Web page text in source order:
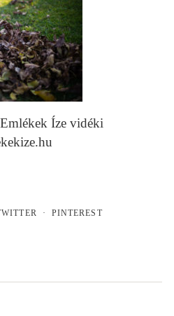
Íze vidéki
PINTEREST